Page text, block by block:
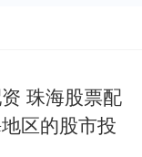
珠海股票配
区的股市投